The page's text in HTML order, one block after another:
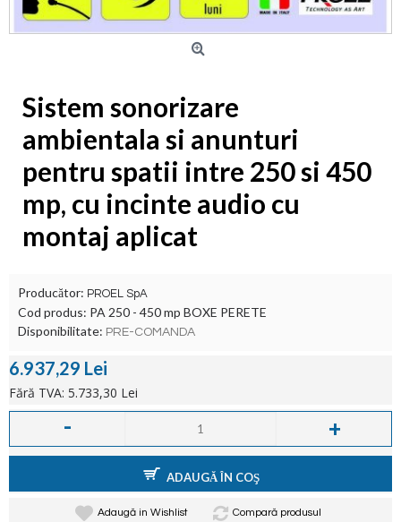
Sistem sonorizare
ambientala si anunturi
pentru spatii intre 250 si 450
mp, cu incinte audio cu
montaj aplicat
Producător: PROEL SpA
Cod produs: PA 250 - 450 mp BOXE PERETE
Disponibilitate: PRE-COMANDA
6.937,29 Lei
Fără TVA: 5.733,30 Lei
- +
ADAUGĂ ÎN COŞ
Adaugă in Wishlist Compară produsul